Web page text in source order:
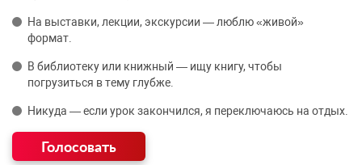
На выставки, лекции, экскурсии — люблю «живой»
формат.
В библиотеку или книжный — ищу книгу, чтобы
погрузиться в тему глубже.
Никуда — если урок закончился, я переключаюсь на отдых.